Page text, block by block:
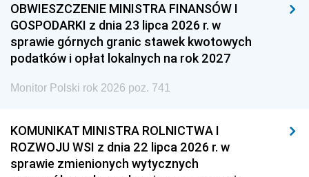
OBWIESZCZENIE MINISTRA FINANSÓW I
GOSPODARKI z dnia 23 lipca 2026 r. w
sprawie górnych granic stawek kwotowych
podatków i opłat lokalnych na rok 2027
Monitor Polski rok 2026 poz. 741
KOMUNIKAT MINISTRA ROLNICTWA I
ROZWOJU WSI z dnia 22 lipca 2026 r. w
sprawie zmienionych wytycznych